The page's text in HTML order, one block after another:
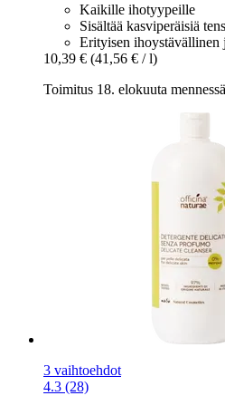
Kaikille ihotyypeille
Sisältää kasviperäisiä
Erityisen ihoystävällinen
10,39 € (41,56 € / l)
Toimitus 18. elokuuta mennessä
3 vaihtoehdot
4.3 (28)